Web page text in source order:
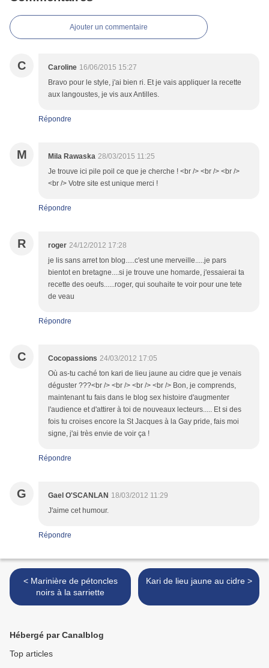
Ajouter un commentaire
C Caroline 16/06/2015 15:27
Bravo pour le style, j'ai bien ri. Et je vais appliquer la recette
aux langoustes, je vis aux Antilles.
Répondre
M Mila Rawaska 28/03/2015 11:25
Je trouve ici pile poil ce que je cherche ! <br /> <br /> <br />
<br /> Votre site est unique merci !
Répondre
R roger 24/12/2012 17:28
je lis sans arret ton blog.....c'est une merveille.....je pars
bientot en bretagne....si je trouve une homarde, j'essaierai ta
recette des oeufs......roger, qui souhaite te voir pour une tete
de veau
Répondre
C Cocopassions 24/03/2012 17:05
Où as-tu caché ton kari de lieu jaune au cidre que je venais
déguster ???<br /> <br /> <br /> <br /> Bon, je comprends,
maintenant tu fais dans le blog sex histoire d'augmenter
l'audience et d'attirer à toi de nouveaux lecteurs..... Et si des
fois tu croises encore la St Jacques à la Gay pride, fais moi
signe, j'ai très envie de voir ça !
Répondre
G Gael O'SCANLAN 18/03/2012 11:29
J'aime cet humour.
Répondre
< Marinière de pétoncles
noirs à la sarriette
Kari de lieu jaune au cidre >
Hébergé par Canalblog
Top articles